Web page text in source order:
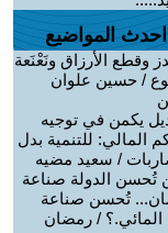
احدث المواضيع
وقطع الأرزاق ونَعْنَعة
/ حسين علوان
يكمن في توجيه
المالي: للتنمية بدل
/ سعيد مضيه
تُحسن الدولة صناعة
تُحسن صناعة
المائي.؟ / رمضان